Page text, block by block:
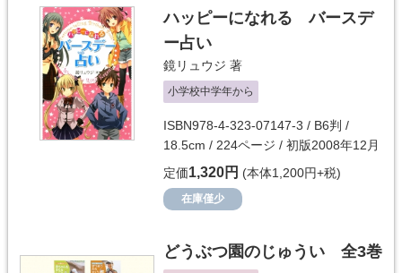
ハッピーになれる バースデ
ー占い
鏡リュウジ 著
小学校中学年から
ISBN978-4-323-07147-3 / B6判 /
18.5cm / 224ページ / 初版2008年12月
定価1,320円 (本体1,200円+税)
在庫僅少
どうぶつ園のじゅうい 全3巻